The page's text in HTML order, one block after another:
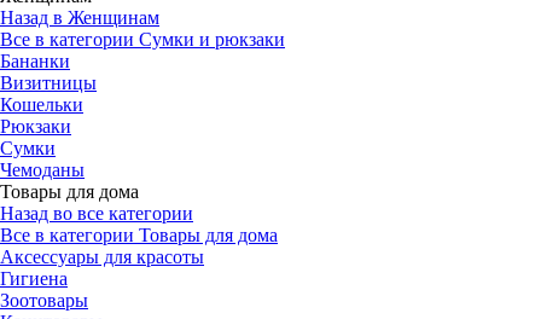
Назад в Женщинам
Все в категории Сумки и рюкзаки
Бананки
Визитницы
Кошельки
Рюкзаки
Сумки
Чемоданы
Товары для дома
Назад во все категории
Все в категории Товары для дома
Аксессуары для красоты
Гигиена
Зоотовары